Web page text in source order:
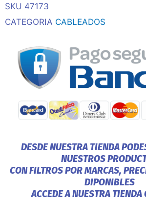
SKU 47173
CATEGORIA CABLEADOS
DESDE NUESTRA TIENDA
NUESTROS
CON FILTROS POR MARCAS,
DIPONIBLES
ACCEDE A NUESTRA TIENDA